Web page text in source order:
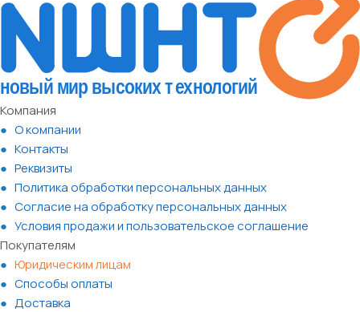
Компания
О компании
Контакты
Реквизиты
Политика обработки персональных данных
Согласие на обработку персональных данных
Условия продажи и пользовательское соглашение
Покупателям
Юридическим лицам
Способы оплаты
Доставка